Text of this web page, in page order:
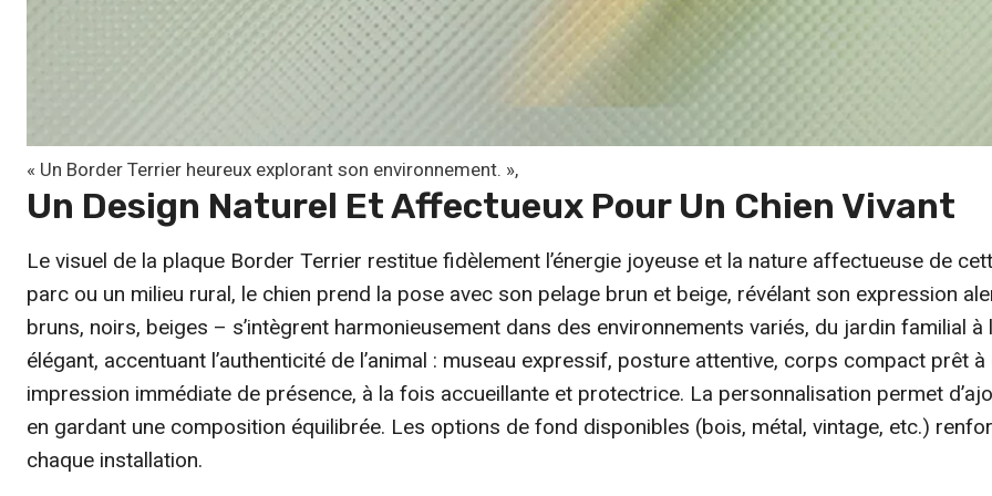
n
t
ê
r
e
h
o
i
s
i
e
t
ê
e
h
o
i
s
i
e
« Un Border Terrier heureux explorant son environnement. »,
Un Design Naturel Et Affectueux Pour Un Chien Vivant
Le visuel de la plaque Border Terrier restitue fidèlement l’énergie joyeuse et la nature affectueuse de
parc ou un milieu rural, le chien prend la pose avec son pelage brun et beige, révélant son expression
bruns, noirs, beiges – s’intègrent harmonieusement dans des environnements variés, du jardin familial
élégant, accentuant l’authenticité de l’animal : museau expressif, posture attentive, corps compact prêt
impression immédiate de présence, à la fois accueillante et protectrice. La personnalisation permet
en gardant une composition équilibrée. Les options de fond disponibles (bois, métal, vintage, etc.)
chaque installation.